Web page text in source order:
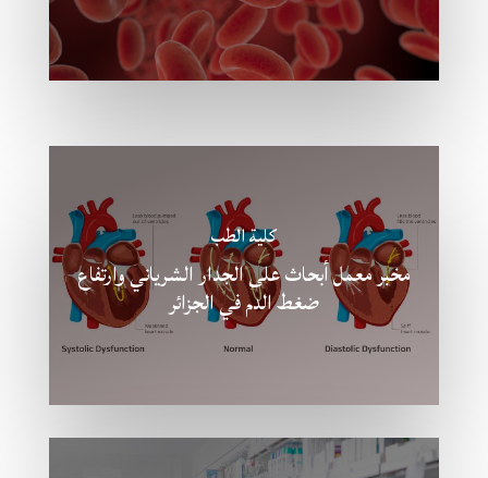
كلية الطب
مخبر معمل أبحاث على الجدار الشرياني وارتفاع
ضغط الدم في الجزائر